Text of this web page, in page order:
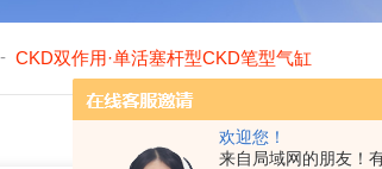
欢迎您！
来自局域网的朋友！
- CKD双作用·单活塞杆型CKD笔型气缸